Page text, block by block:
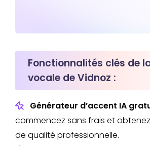
Fonctionnalités clés de
vocale de Vidnoz :
Générateur d’accent IA
commencez sans frais et
de qualité professionnelle.